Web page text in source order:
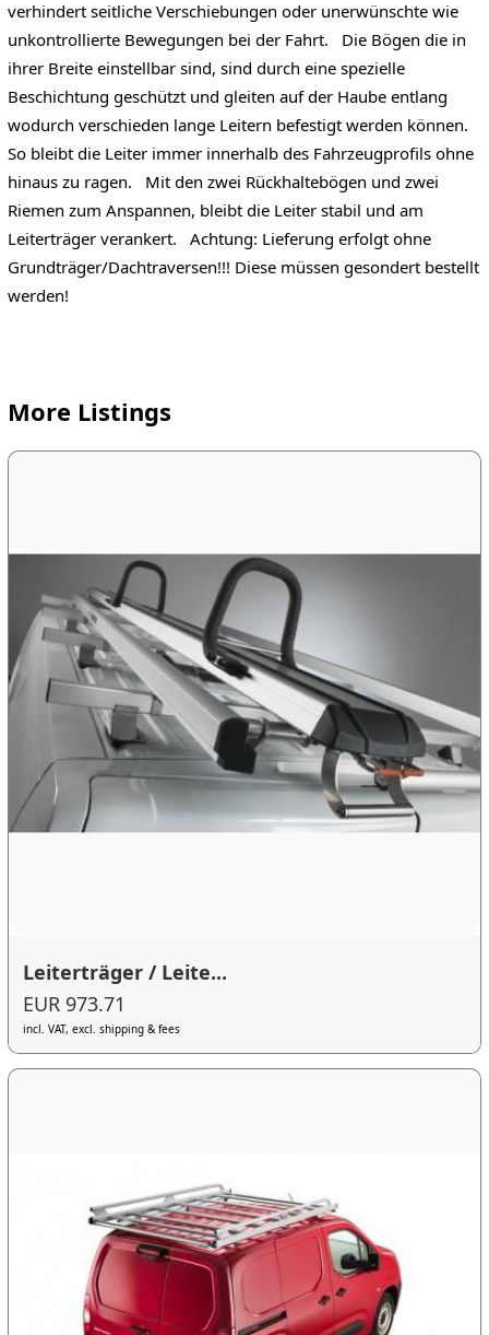
verhindert seitliche Verschiebungen oder unerwünschte wie
unkontrollierte Bewegungen bei der Fahrt. Die Bögen die in
ihrer Breite einstellbar sind, sind durch eine spezielle
Beschichtung geschützt und gleiten auf der Haube entlang
wodurch verschieden lange Leitern befestigt werden können.
So bleibt die Leiter immer innerhalb des Fahrzeugprofils ohne
hinaus zu ragen. Mit den zwei Rückhaltebögen und zwei
Riemen zum Anspannen, bleibt die Leiter stabil und am
Leiterträger verankert. Achtung: Lieferung erfolgt ohne
Grundträger/Dachtraversen!!! Diese müssen gesondert bestellt
werden!
More Listings
Leiterträger / Leite...
EUR 973.71
incl. VAT, excl. shipping & fees